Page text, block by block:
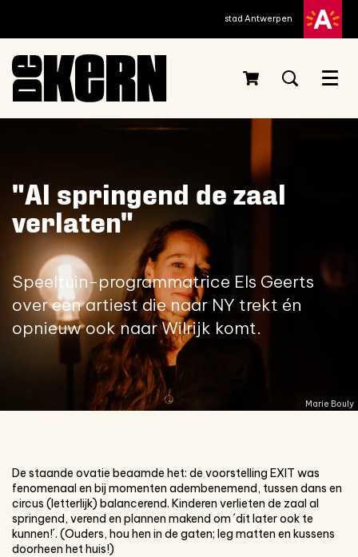
stad Antwerpen
Menu
Marie Bouly
"Al springend de zaal
verlaten"
Speeltuin-programmatrice Els Geerts
over een artiest die naar NY trekt én
opnieuw ook naar Wilrijk komt.
De staande ovatie beaamde het: de voorstelling EXIT was
fenomenaal en bij momenten adembenemend, tussen dans en
circus (letterlijk) balancerend. Kinderen verlieten de zaal al
springend, verend en plannen makend om ´dit later ook te
kunnen!´. (Ouders, hou hen in de gaten; leg matten en kussens
doorheen het huis!)